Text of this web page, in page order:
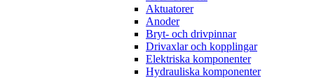
Aktuatorer
Anoder
Bryt- och drivpinnar
Drivaxlar och kopplingar
Elektriska komponenter
Hydrauliska komponenter